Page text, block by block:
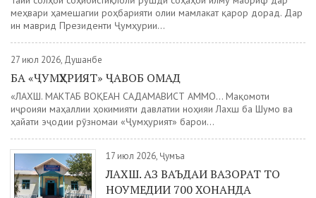
меҳвари ҳамешагии роҳбарияти олии мамлакат қарор дорад. Дар
ин маврид Президенти Ҷумҳурии...
27 июл 2026, Душанбе
БА «ҶУМҲУРИЯТ» ҶАВОБ ОМАД
«ЛАХШ. МАКТАБ ВОҚЕАН САДАМАВИСТ АММО... Мақомоти
иҷроияи маҳаллии ҳокимияти давлатии ноҳияи Лахш ба Шумо ва
ҳайати эҷодии рӯзномаи «Ҷумҳурият» барои...
17 июл 2026, Ҷумъа
ЛАХШ. АЗ ВАЪДАИ ВАЗОРАТ ТО
НОУМЕДИИ 700 ХОНАНДА